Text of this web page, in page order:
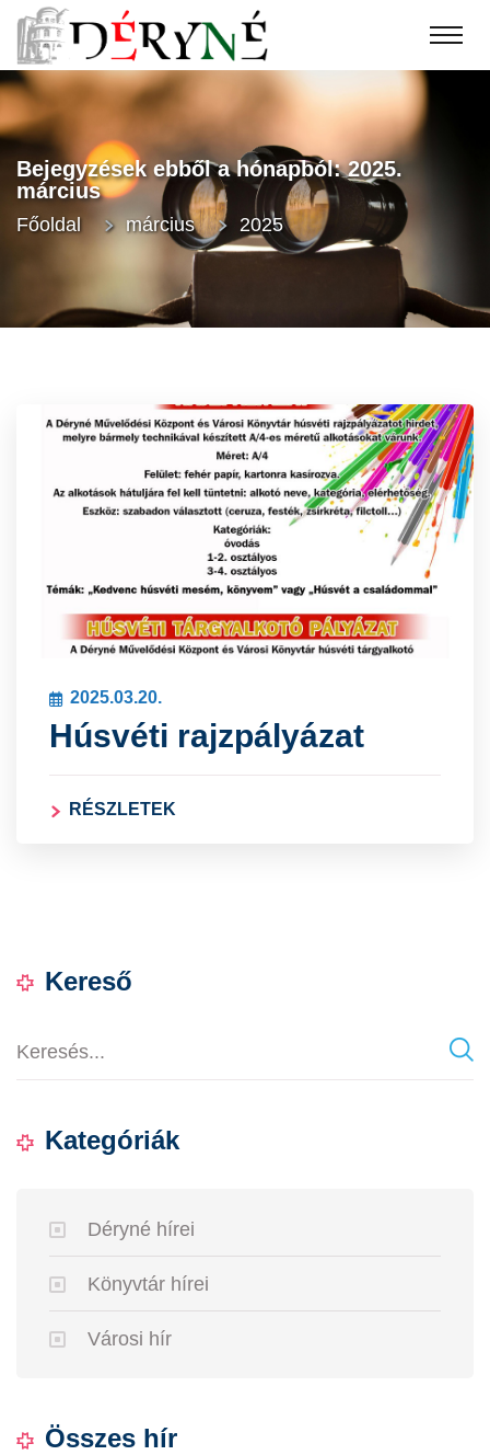
Bejegyzések ebből a hónapból: 2025.
március
Főoldal március 2025
2025.03.20.
Húsvéti rajzpályázat
RÉSZLETEK
Kereső
Kategóriák
Déryné hírei
Könyvtár hírei
Városi hír
Összes hír